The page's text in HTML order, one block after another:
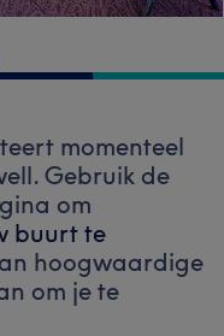
momenteel
Gebruik de
om
buurt te
hoogwaardige
om je te